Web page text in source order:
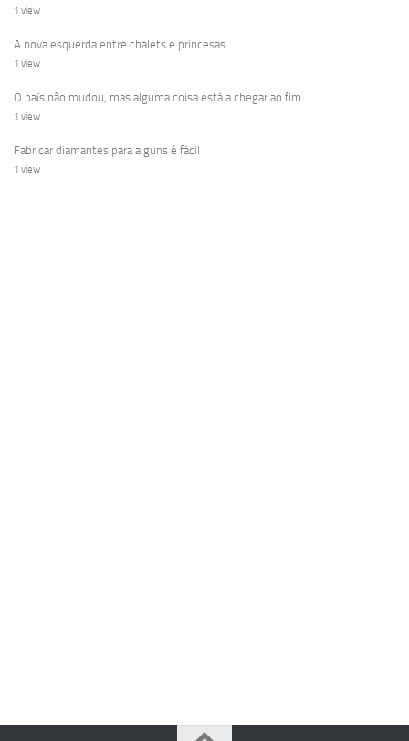
1 view
A nova esquerda entre chalets e princesas
1 view
O país não mudou, mas alguma coisa está a chegar ao fim
1 view
Fabricar diamantes para alguns é fácil
1 view